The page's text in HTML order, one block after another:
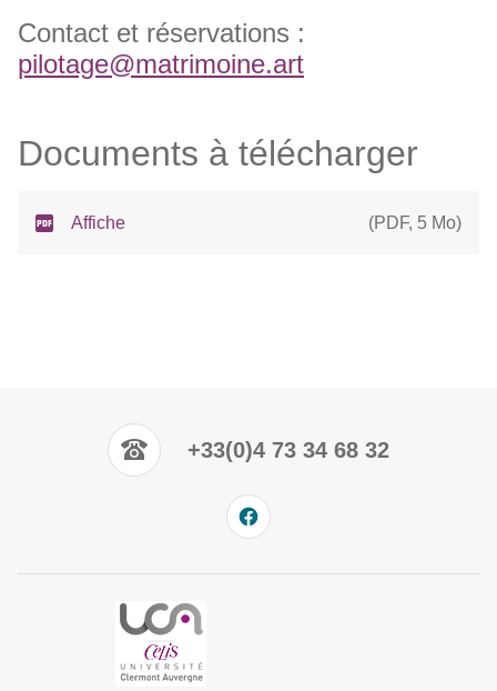
Contact et réservations :
pilotage@matrimoine.art
Documents à télécharger
Affiche (PDF, 5 Mo)
+33(0)4 73 34 68 32